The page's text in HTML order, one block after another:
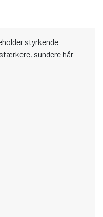
styrkende
sundere hår